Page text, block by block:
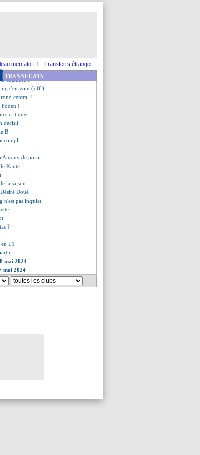
mercato L1 - Transferts étranger
TRANSFERTS
buteur
à Reims
chambré !
s'en vont (off.)
central !
Foden !
critiques
décisif
B
Antony de partir
Kanté
la saison
Doué
n'est pas inquiet
?
L1
mai 2024
mai 2024